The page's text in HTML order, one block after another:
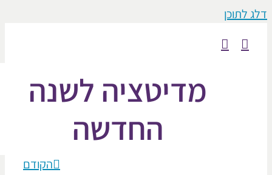
מדיטציה לשנה
החדשה
הקודם